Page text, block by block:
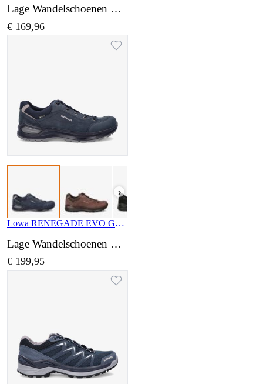
Lage Wandelschoenen wijdte Normaal
€ 169,96
›
Lowa RENEGADE EVO GTX LO LM311867 2569
Lage Wandelschoenen wijdte Normaal
€ 199,95